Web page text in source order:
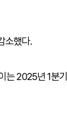
소했다.
는 2025년 1분